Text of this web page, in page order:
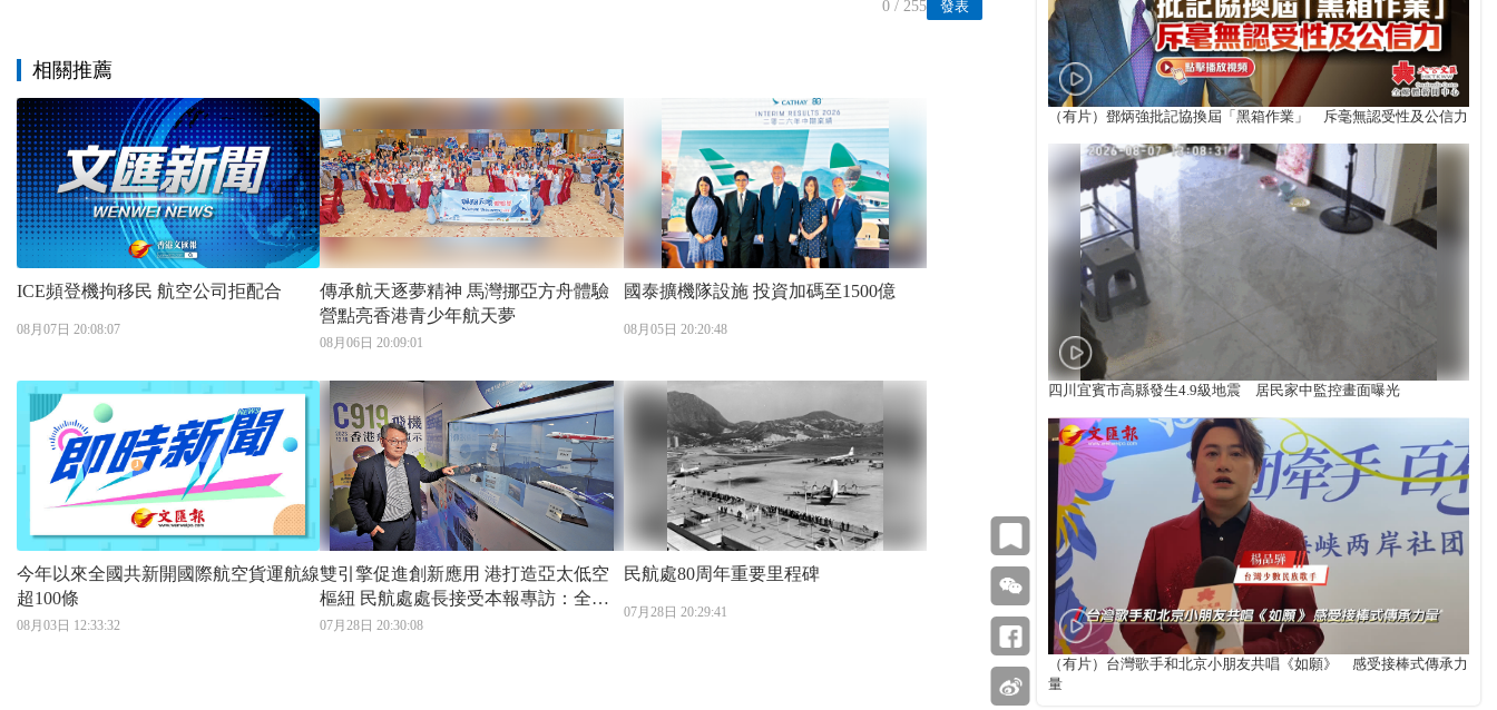
發表
0 / 255
相關推薦
ICE頻登機拘移民 航空公司拒配合
08月07日 20:08:07
傳承航天逐夢精神 馬灣挪亞方舟體驗
營點亮香港青少年航天夢
08月06日 20:09:01
國泰擴機隊設施 投資加碼至1500億
08月05日 20:20:48
今年以來全國共新開國際航空貨運航線
超100條
08月03日 12:33:32
雙引擎促進創新應用 港打造亞太低空
樞紐 民航處處長接受本報專訪：全力
對接「十五五」規劃
07月28日 20:30:08
民航處80周年重要里程碑
07月28日 20:29:41
（有片）鄧炳強批記協換屆「黑箱作業」 斥毫無認受性及公信力
四川宜賓市高縣發生4.9級地震 居民家中監控畫面曝光
（有片）台灣歌手和北京小朋友共唱《如願》 感受接棒式傳承力
量